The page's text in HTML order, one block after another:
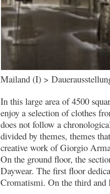
Mailand (I) >
In this large area of 4500
enjoy a selection of clothes
does not follow a
divided by themes, themes
creative work of Giorgio
On the ground floor, the
Daywear. The first floor
Cromatismi. On the third and